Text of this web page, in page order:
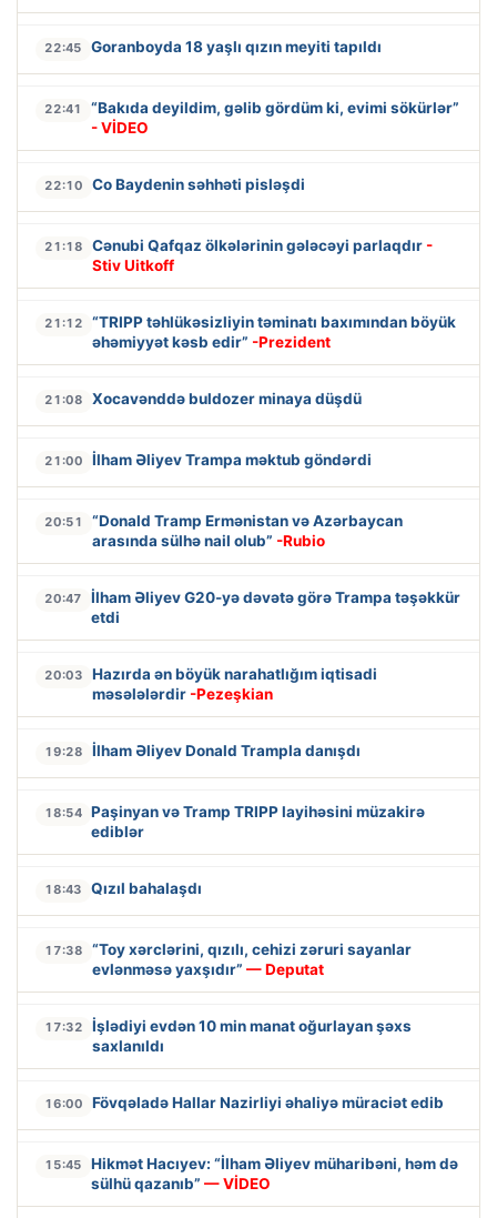
22:45 Goranboyda 18 yaşlı qızın meyiti tapıldı
22:41
“Bakıda deyildim, gəlib gördüm ki, evimi sökürlər”
- VİDEO
22:10 Co Baydenin səhhəti pisləşdi
21:18 Cənubi Qafqaz ölkələrinin gələcəyi parlaqdır -
Stiv Uitkoff
21:12
“TRIPP təhlükəsizliyin təminatı baxımından böyük
əhəmiyyət kəsb edir” -Prezident
21:08 Xocavənddə buldozer minaya düşdü
21:00 İlham Əliyev Trampa məktub göndərdi
20:51
“Donald Tramp Ermənistan və Azərbaycan
arasında sülhə nail olub” -Rubio
20:47
İlham Əliyev G20-yə dəvətə görə Trampa təşəkkür
etdi
20:03
Hazırda ən böyük narahatlığım iqtisadi
məsələlərdir -Pezeşkian
19:28 İlham Əliyev Donald Trampla danışdı
18:54 Paşinyan və Tramp TRIPP layihəsini müzakirə
ediblər
18:43 Qızıl bahalaşdı
17:38
“Toy xərclərini, qızılı, cehizi zəruri sayanlar
evlənməsə yaxşıdır” — Deputat
17:32
İşlədiyi evdən 10 min manat oğurlayan şəxs
saxlanıldı
16:00 Fövqəladə Hallar Nazirliyi əhaliyə müraciət edib
15:45
Hikmət Hacıyev: “İlham Əliyev müharibəni, həm də
sülhü qazanıb” — VİDEO